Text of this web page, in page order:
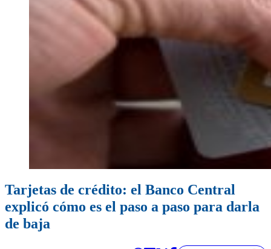
Tarjetas de crédito: el Banco Central
explicó cómo es el paso a paso para darla
de baja